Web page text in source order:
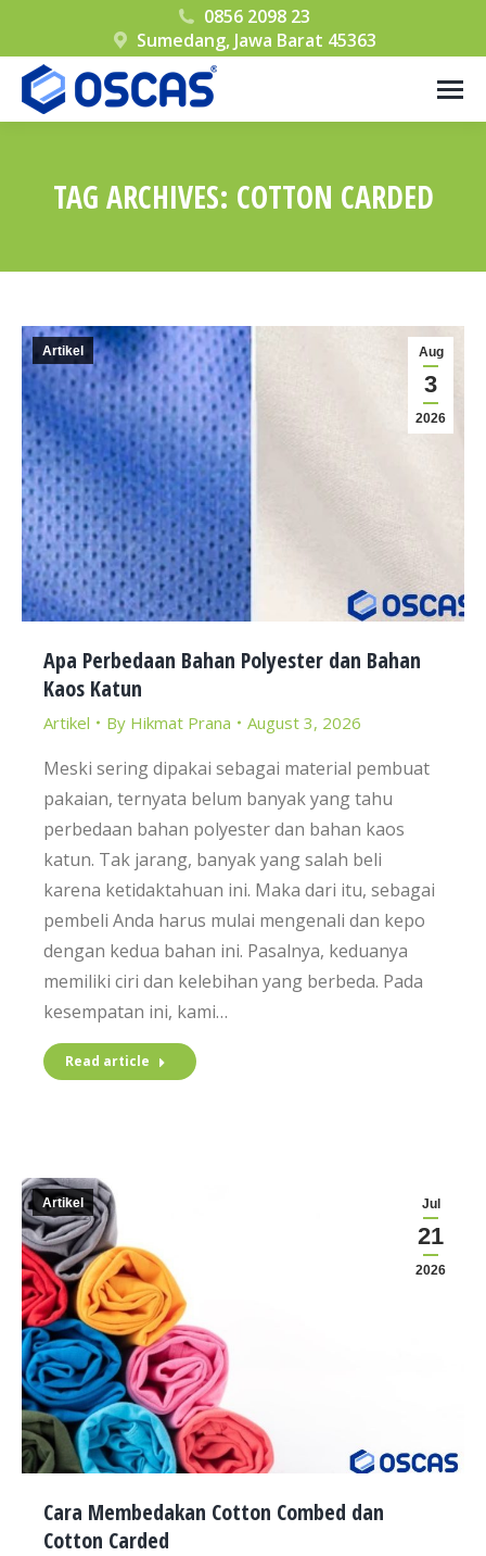
0856 2098 23
Sumedang, Jawa Barat 45363
TAG ARCHIVES: COTTON CARDED
Aug
3
2026
Artikel
Apa Perbedaan Bahan Polyester dan Bahan
Kaos Katun
Artikel By Hikmat Prana August 3, 2026
Meski sering dipakai sebagai material pembuat
pakaian, ternyata belum banyak yang tahu
perbedaan bahan polyester dan bahan kaos
katun. Tak jarang, banyak yang salah beli
karena ketidaktahuan ini. Maka dari itu, sebagai
pembeli Anda harus mulai mengenali dan kepo
dengan kedua bahan ini. Pasalnya, keduanya
memiliki ciri dan kelebihan yang berbeda. Pada
kesempatan ini, kami…
Read article
Jul
21
2026
Artikel
Cara Membedakan Cotton Combed dan
Cotton Carded